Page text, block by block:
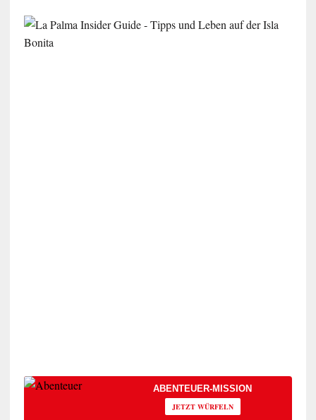
ABENTEUER-MISSION
JETZT WÜRFELN